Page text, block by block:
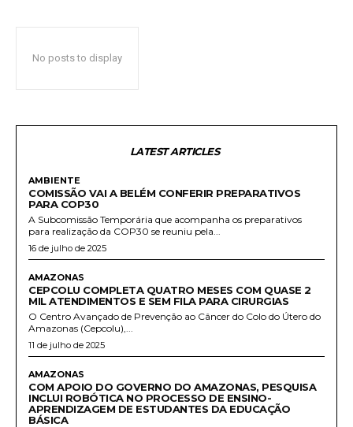
No posts to display
LATEST ARTICLES
AMBIENTE
COMISSÃO VAI A BELÉM CONFERIR PREPARATIVOS
PARA COP30
A Subcomissão Temporária que acompanha os preparativos
para realização da COP30 se reuniu pela...
16 de julho de 2025
AMAZONAS
CEPCOLU COMPLETA QUATRO MESES COM QUASE 2
MIL ATENDIMENTOS E SEM FILA PARA CIRURGIAS
O Centro Avançado de Prevenção ao Câncer do Colo do Útero do
Amazonas (Cepcolu),...
11 de julho de 2025
AMAZONAS
COM APOIO DO GOVERNO DO AMAZONAS, PESQUISA
INCLUI ROBÓTICA NO PROCESSO DE ENSINO-
APRENDIZAGEM DE ESTUDANTES DA EDUCAÇÃO
BÁSICA